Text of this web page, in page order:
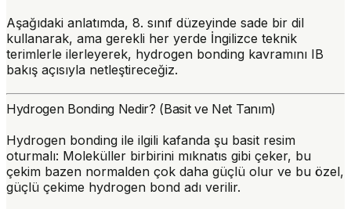
Aşağıdaki anlatımda, 8. sınıf düzeyinde sade bir dil
kullanarak, ama gerekli her yerde İngilizce teknik
terimlerle ilerleyerek, hydrogen bonding kavramını IB
bakış açısıyla netleştireceğiz.
Hydrogen Bonding Nedir? (Basit ve Net Tanım)
Hydrogen bonding ile ilgili kafanda şu basit resim
oturmalı: Moleküller birbirini mıknatıs gibi çeker, bu
çekim bazen normalden çok daha güçlü olur ve bu özel,
güçlü çekime hydrogen bond adı verilir.